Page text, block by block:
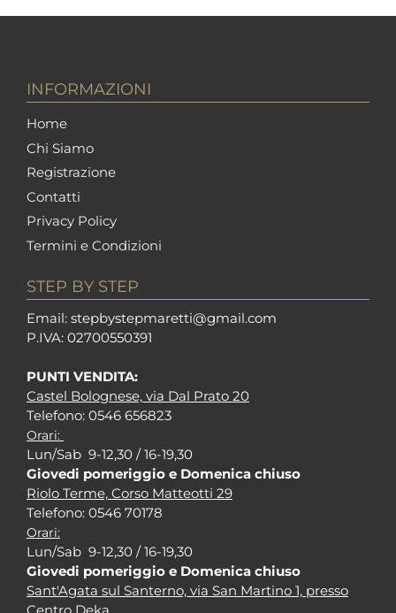
INFORMAZIONI
Home
Chi Siamo
Registrazione
Contatti
Privacy Policy
Termini e Condizioni
STEP BY STEP
Email: stepbystepmaretti@gmail.com
P.IVA: 02700550391
PUNTI VENDITA:
Castel Bolognese, via Dal Prato 20
Telefono: 0546 656823
Orari:
Lun/Sab 9-12,30 / 16-19,30
Giovedi pomeriggio e Domenica chiuso
Riolo Terme, Corso Matteotti 29
Telefono: 0546 70178
Orari:
Lun/Sab 9-12,30 / 16-19,30
Giovedi pomeriggio e Domenica chiuso
Sant'Agata sul Santerno, via San Martino 1, presso